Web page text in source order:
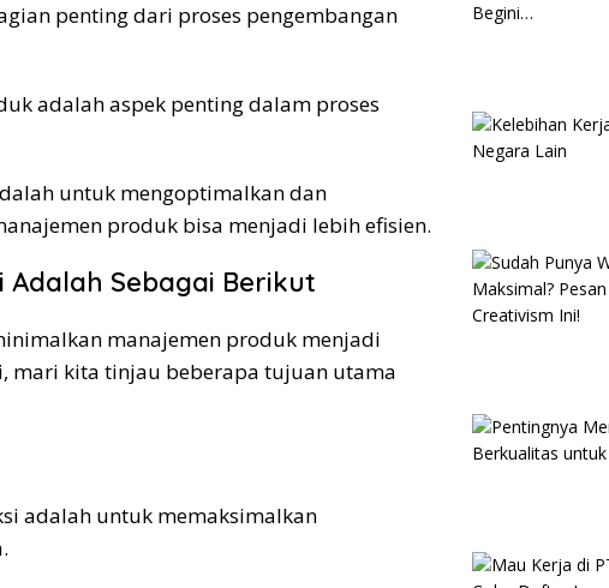
penting dari proses pengembangan
adalah aspek penting dalam proses
untuk mengoptimalkan dan
produk bisa menjadi lebih efisien.
Adalah Sebagai Berikut
manajemen produk menjadi
mari kita tinjau beberapa tujuan utama
adalah untuk memaksimalkan